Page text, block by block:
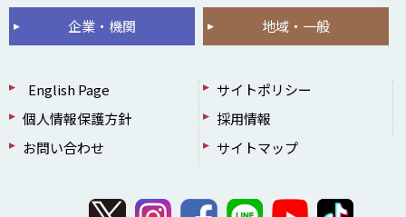
企業・機関 地域・一般
English Page
サイトポリシー
個人情報保護方針
採用情報
お問い合わせ
サイトマップ